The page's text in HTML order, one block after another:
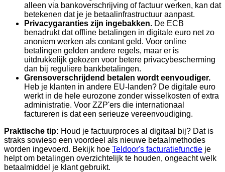
alleen via bankoverschrijving of factuur werken, kan dat
betekenen dat je je betaalinfrastructuur aanpast.
Privacygaranties zijn ingebakken. De ECB
benadrukt dat offline betalingen in digitale euro net zo
anoniem werken als contant geld. Voor online
betalingen gelden andere regels, maar er is
uitdrukkelijk gekozen voor betere privacybescherming
dan bij reguliere bankbetalingen.
Grensoverschrijdend betalen wordt eenvoudiger.
Heb je klanten in andere EU-landen? De digitale euro
werkt in de hele eurozone zonder wisselkosten of extra
administratie. Voor ZZP'ers die internationaal
factureren is dat een serieuze vereenvoudiging.
Praktische tip: Houd je factuurproces al digitaal bij? Dat is
straks sowieso een voordeel als nieuwe betaalmethodes
worden ingevoerd. Bekijk hoe Teldoor's facturatiefunctie je
helpt om betalingen overzichtelijk te houden, ongeacht welk
betaalmiddel je klant gebruikt.